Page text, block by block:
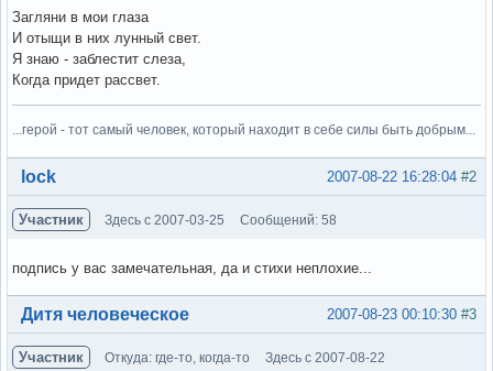
Загляни в мои глаза
И отыщи в них лунный свет.
Я знаю - заблестит слеза,
Когда придет рассвет.
...герой - тот самый человек, который находит в себе силы быть добрым...
Вне форума #2
2007-08-22 16:28:04
lock
Участник Здесь с 2007-03-25 Сообщений: 58
подпись у вас замечательная, да и стихи неплохие...
Вне форума #3
2007-08-23 00:10:30
Дитя человеческое
Участник Откуда: где-то, когда-то
Здесь с 2007-08-22